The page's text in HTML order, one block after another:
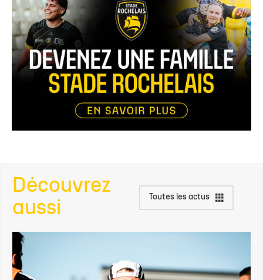
Découvrez
aussi
Toutes les actus